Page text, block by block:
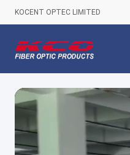
KOCENT OPTEC LIMITED